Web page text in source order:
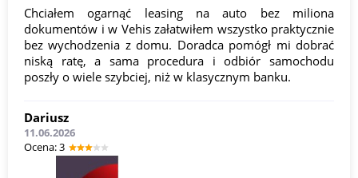
Chciałem ogarnąć leasing na auto bez miliona
dokumentów i w Vehis załatwiłem wszystko praktycznie
bez wychodzenia z domu. Doradca pomógł mi dobrać
niską ratę, a sama procedura i odbiór samochodu
poszły o wiele szybciej, niż w klasycznym banku.
Dariusz
11.06.2026
Оcena: 3